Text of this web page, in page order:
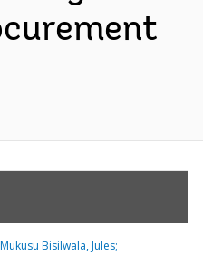
Mukusu Bisilwala, Jules;